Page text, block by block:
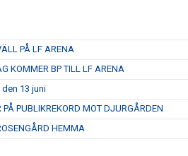
PÅ LF ARENA
KOMMER BP TILL LF ARENA
13 juni
PUBLIKREKORD MOT DJURGÅRDEN
HEMMA